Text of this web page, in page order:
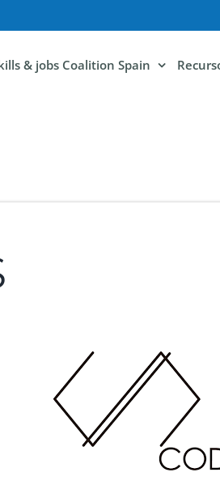
& jobs Coalition Spain